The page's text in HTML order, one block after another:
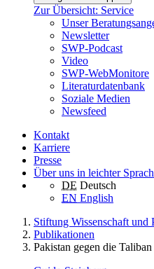
Zur Übersicht: Service
Unser
Newsletter
SWP-Podcast
Video
SWP-WebMonitore
Literaturdatenbank
Soziale Medien
Newsfeed
Kontakt
Karriere
Presse
Über uns in leichter
DE Deutsch
EN English
Stiftung Wissenschaft und
Publikationen
Pakistan gegen die Taliban